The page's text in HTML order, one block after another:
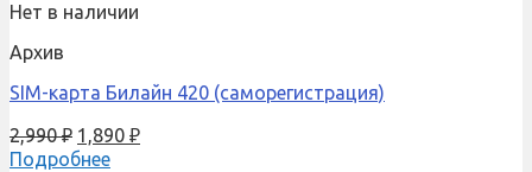
Нет в наличии
Архив
SIM-карта Билайн 420 (саморегистрация)
2,990₽ 1,890 ₽
Подробнее